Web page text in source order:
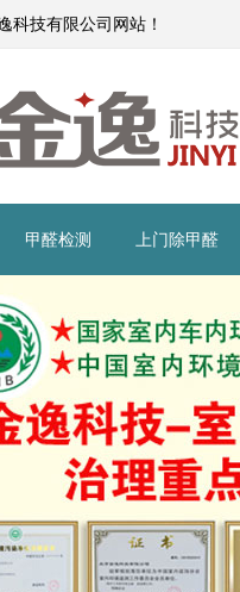
科技有限公司网站！
甲醛检测 上门除甲醛